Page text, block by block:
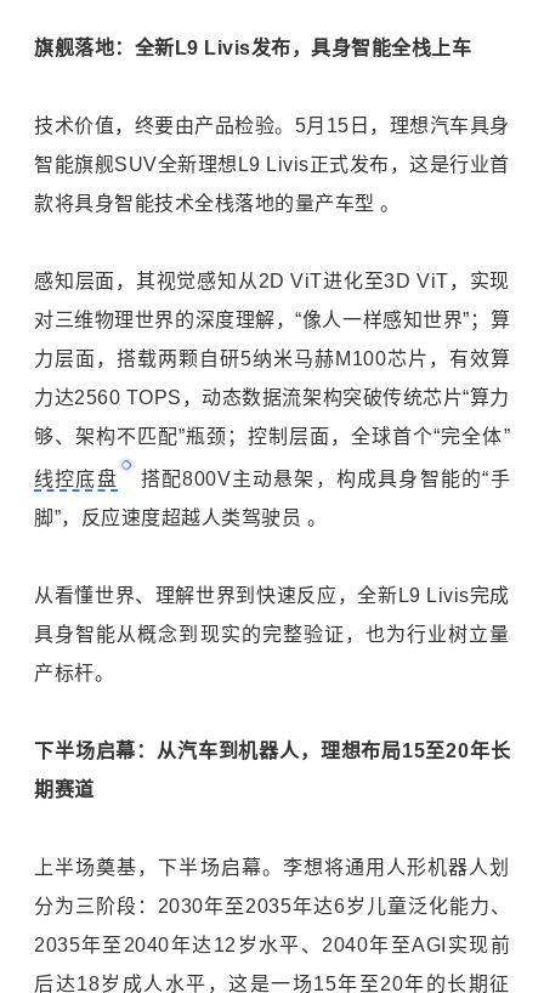
旗舰落地：全新L9 Livis发布，具身智能全栈上车
技术价值，终要由产品检验。5月15日，理想汽车具身
智能旗舰SUV全新理想L9 Livis正式发布，这是行业首
款将具身智能技术全栈落地的量产车型 。
感知层面，其视觉感知从2D ViT进化至3D ViT，实现
对三维物理世界的深度理解，“像人一样感知世界”；算
力层面，搭载两颗自研5纳米马赫M100芯片，有效算
力达2560 TOPS，动态数据流架构突破传统芯片“算力
够、架构不匹配”瓶颈；控制层面，全球首个“完全体”
线控底盘
搭配800V主动悬架，构成具身智能的“手
脚”，反应速度超越人类驾驶员 。
从看懂世界、理解世界到快速反应，全新L9 Livis完成
具身智能从概念到现实的完整验证，也为行业树立量
产标杆。
下半场启幕：从汽车到机器人，理想布局15至20年长
期赛道
上半场奠基，下半场启幕。李想将通用人形机器人划
分为三阶段：2030年至2035年达6岁儿童泛化能力、
2035年至2040年达12岁水平、2040年至AGI实现前
后达18岁成人水平，这是一场15年至20年的长期征